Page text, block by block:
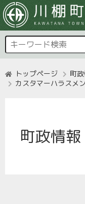
トップページ 町
カスタマーハラスメ
町政情報